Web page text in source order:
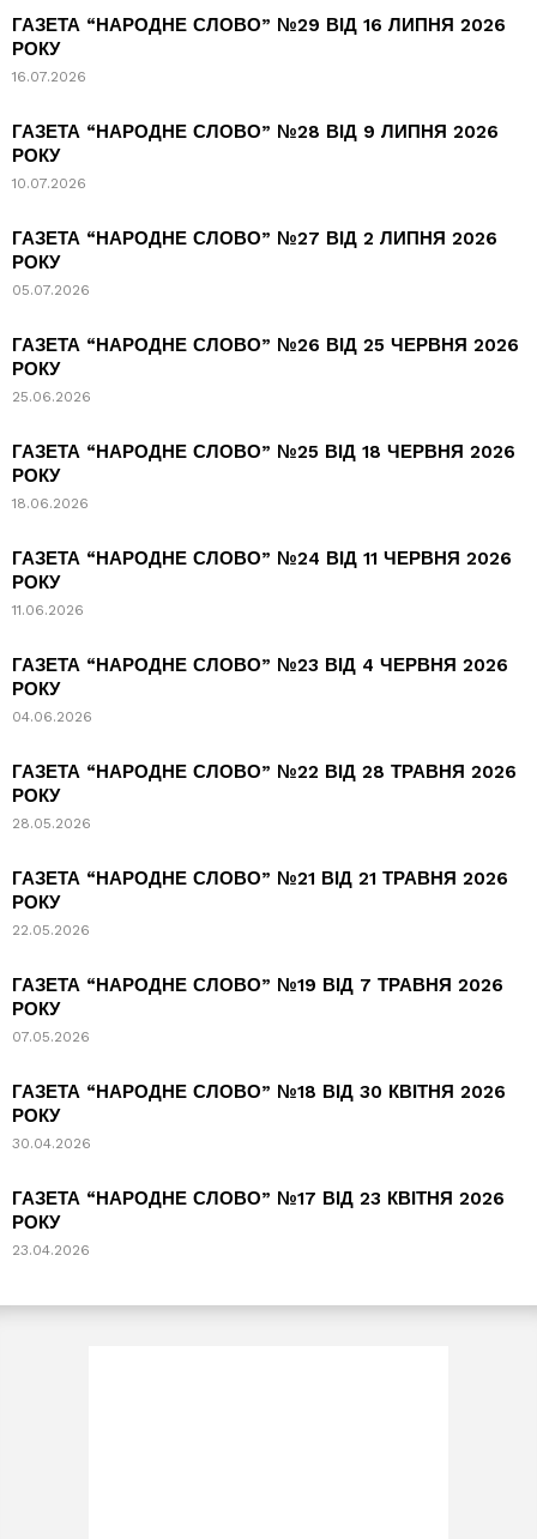
ГАЗЕТА “НАРОДНЕ СЛОВО” №29 ВІД 16 ЛИПНЯ 2026
РОКУ
16.07.2026
ГАЗЕТА “НАРОДНЕ СЛОВО” №28 ВІД 9 ЛИПНЯ 2026
РОКУ
10.07.2026
ГАЗЕТА “НАРОДНЕ СЛОВО” №27 ВІД 2 ЛИПНЯ 2026
РОКУ
05.07.2026
ГАЗЕТА “НАРОДНЕ СЛОВО” №26 ВІД 25 ЧЕРВНЯ 2026
РОКУ
25.06.2026
ГАЗЕТА “НАРОДНЕ СЛОВО” №25 ВІД 18 ЧЕРВНЯ 2026
РОКУ
18.06.2026
ГАЗЕТА “НАРОДНЕ СЛОВО” №24 ВІД 11 ЧЕРВНЯ 2026
РОКУ
11.06.2026
ГАЗЕТА “НАРОДНЕ СЛОВО” №23 ВІД 4 ЧЕРВНЯ 2026
РОКУ
04.06.2026
ГАЗЕТА “НАРОДНЕ СЛОВО” №22 ВІД 28 ТРАВНЯ 2026
РОКУ
28.05.2026
ГАЗЕТА “НАРОДНЕ СЛОВО” №21 ВІД 21 ТРАВНЯ 2026
РОКУ
22.05.2026
ГАЗЕТА “НАРОДНЕ СЛОВО” №19 ВІД 7 ТРАВНЯ 2026
РОКУ
07.05.2026
ГАЗЕТА “НАРОДНЕ СЛОВО” №18 ВІД 30 КВІТНЯ 2026
РОКУ
30.04.2026
ГАЗЕТА “НАРОДНЕ СЛОВО” №17 ВІД 23 КВІТНЯ 2026
РОКУ
23.04.2026